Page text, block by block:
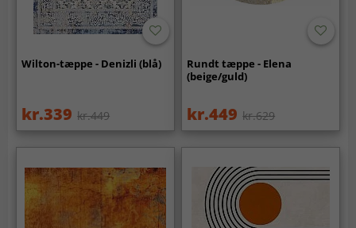
Wilton-tæppe - Denizli (blå)
kr.339 kr.449
Rundt tæppe - Elena
(beige/guld)
kr.449 kr.629